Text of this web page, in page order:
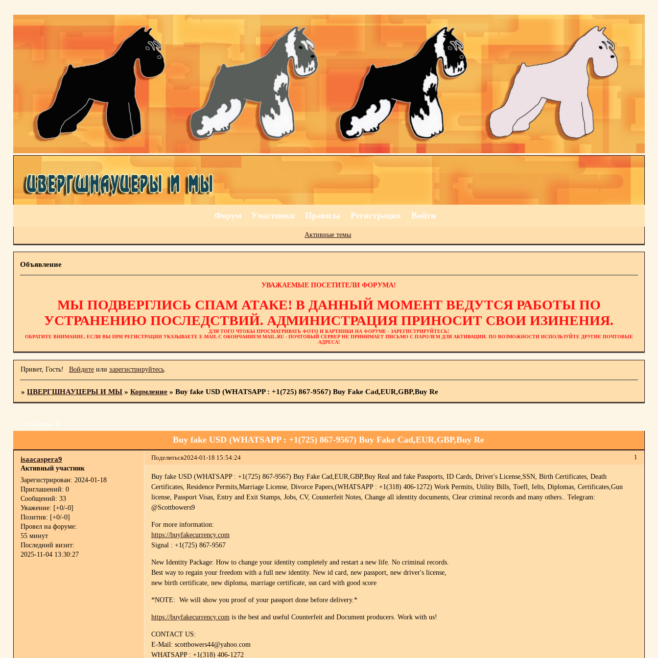
Форум Участники Правила Регистрация Войти
Активные темы
Объявление
УВАЖАЕМЫЕ ПОСЕТИТЕЛИ ФОРУМА!
МЫ ПОДВЕРГЛИСЬ СПАМ АТАКЕ! В ДАННЫЙ МОМЕНТ ВЕДУТСЯ РАБОТЫ ПО
УСТРАНЕНИЮ ПОСЛЕДСТВИЙ. АДМИНИСТРАЦИЯ ПРИНОСИТ СВОИ ИЗИНЕНИЯ.
ДЛЯ ТОГО ЧТОБЫ ПРОСМАТРИВАТЬ ФОТО И КАРТИНКИ НА ФОРУМЕ - ЗАРЕГИСТРИРУЙТЕСЬ!
ОБРАТИТЕ ВНИМАНИЕ, ЕСЛИ ВЫ ПРИ РЕГИСТРАЦИИ УКАЗЫВАЕТЕ E-MAIL С ОКОНЧАНИЕМ MAIL.RU - ПОЧТОВЫЙ СЕРВЕР НЕ ПРИНИМАЕТ ПИСЬМО С ПАРОЛЕМ ДЛЯ АКТИВАЦИИ. ПО ВОЗМОЖНОСТИ ИСПОЛЬЗУЙТЕ ДРУГИЕ ПОЧТОВЫЕ
АДРЕСА!
Привет, Гость! Войдитеили зарегистрируйтесь.
»ЦВЕРГШНАУЦЕРЫ И МЫ »Кормление »Buy fake USD (WHATSAPP : +1(725) 867-9567) Buy Fake Cad,EUR,GBP,Buy Re
Buy fake USD (WHATSAPP : +1(725) 867-9567) Buy Fake Cad,EUR,GBP,Buy Re
Страница: 1
Поделиться 1
2024-01-18 15:54:24
isaacaspera9
Активный участник
Зарегистрирован: 2024-01-18
Приглашений: 0
Сообщений: 33
Уважение: [+0/-0]
Позитив: [+0/-0]
Провел на форуме:
55 минут
Последний визит:
2025-11-04 13:30:27
Buy fake USD (WHATSAPP : +1(725) 867-9567) Buy Fake Cad,EUR,GBP,Buy Real and fake Passports, ID Cards, Driver's License,SSN, Birth Certificates, Death
Certificates, Residence Permits,Marriage License, Divorce Papers,(WHATSAPP : +1(318) 406-1272) Work Permits, Utility Bills, Toefl, Ielts, Diplomas, Certificates,Gun
license, Passport Visas, Entry and Exit Stamps, Jobs, CV, Counterfeit Notes, Change all identity documents, Clear criminal records and many others.. Telegram:
@Scottbowers9
For more information:
https://buyfakecurrency.com
Signal : +1(725) 867-9567
New Identity Package: How to change your identity completely and restart a new life. No criminal records.
Best way to regain your freedom with a full new identity. New id card, new passport, new driver's license,
new birth certificate, new diploma, marriage certificate, ssn card with good score
*NOTE: We will show you proof of your passport done before delivery.*
https://buyfakecurrency.com is the best and useful Counterfeit and Document producers. Work with us!
CONTACT US:
E-Mail: scottbowers44@yahoo.com
WHATSAPP : +1(318) 406-1272